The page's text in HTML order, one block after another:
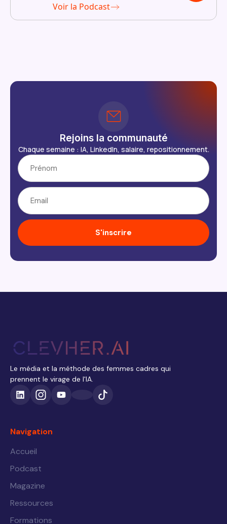
Voir la Podcast
Rejoins la communauté
Chaque semaine : IA, LinkedIn, salaire, repositionnement.
S'inscrire
Le média et la méthode des femmes cadres qui
prennent le virage de l'IA.
Navigation
Accueil
Podcast
Magazine
Ressources
Formations